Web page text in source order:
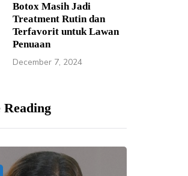
Botox Masih Jadi
Treatment Rutin dan
Terfavorit untuk Lawan
Penuaan
December 7, 2024
Reading